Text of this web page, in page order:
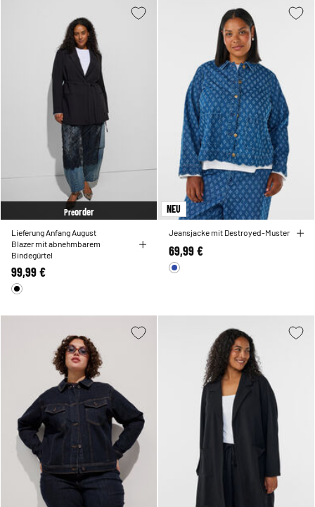
Preorder
Lieferung Anfang August
Blazer mit abnehmbarem
Bindegürtel
99,99 €
NEU
Jeansjacke mit Destroyed-Muster
69,99 €